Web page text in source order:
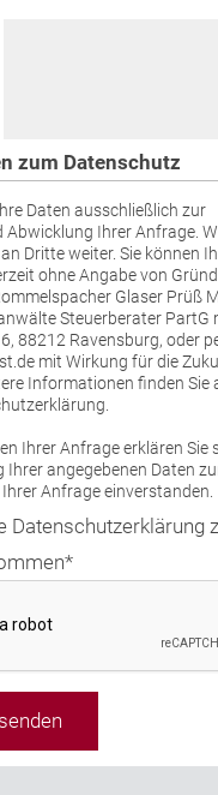
zum Datenschutz
Daten ausschließlich zur
Abwicklung Ihrer Anfrage.
Dritte weiter. Sie können
ohne Angabe von
Glaser Prüß
Steuerberater PartG
88212 Ravensburg, oder
mit Wirkung für die
Informationen finden Sie
Ihrer Anfrage erklären Sie
Ihrer angegebenen Daten
Anfrage einverstanden.
Datenschutzerklärung
*